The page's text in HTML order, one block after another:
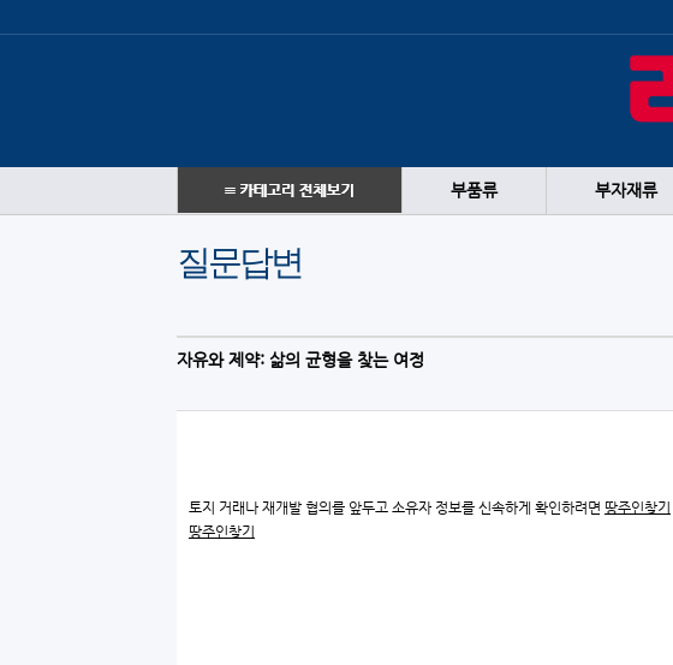
부품류 부자재류
질문답변
자유와 제약: 삶의 균형을 찾는 여정
토지 거래나 재개발 협의를 앞두고 소유자 정보를 신속하게 확인하려면 땅주인찾기
땅주인찾기